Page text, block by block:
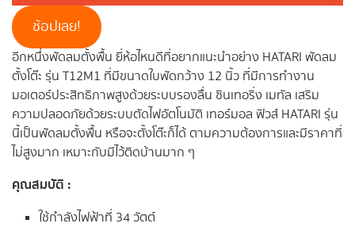
ช้อปเลย!
อีกหนึ่งพัดลมตั้งพื้น ยี่ห้อไหนดีที่อยากแนะนำอย่าง HATARI พัดลม
ตั้งโต๊ะ รุ่น T12M1 ที่มีขนาดใบพัดกว้าง 12 นิ้ว ที่มีการทำงาน
มอเตอร์ประสิทธิภาพสูงด้วยระบบรองลื่น ซินเทอริ่ง เมทัล เสริม
ความปลอดภัยด้วยระบบตัดไฟอัตโนมัติ เทอร์มอล ฟิวส์ HATARI รุ่น
นี้เป็นพัดลมตั้งพื้น หรือจะตั้งโต๊ะก็ได้ ตามความต้องการและมีราคาที่
ไม่สูงมาก เหมาะกับมีไว้ติดบ้านมาก ๆ
คุณสมบัติ :
ใช้กำลังไฟฟ้าที่ 34 วัตต์